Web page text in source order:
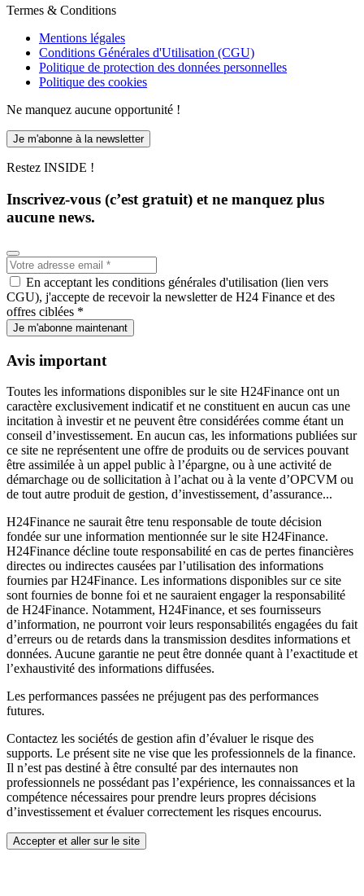
Termes & Conditions
Mentions légales
Conditions Générales d'Utilisation (CGU)
Politique de protection des données personnelles
Politique des cookies
Ne manquez aucune opportunité !
Je m'abonne à la newsletter
Restez INSIDE !
Inscrivez-vous (c’est gratuit) et ne manquez plus
aucune news.
En acceptant les conditions générales d'utilisation (lien vers
CGU), j'accepte de recevoir la newsletter de H24 Finance et des
offres ciblées *
Je m'abonne maintenant
Avis important
Toutes les informations disponibles sur le site H24Finance ont un
caractère exclusivement indicatif et ne constituent en aucun cas une
incitation à investir et ne peuvent être considérées comme étant un
conseil d’investissement. En aucun cas, les informations publiées sur
ce site ne représentent une offre de produits ou de services pouvant
être assimilée à un appel public à l’épargne, ou à une activité de
démarchage ou de sollicitation à l’achat ou à la vente d’OPCVM ou
de tout autre produit de gestion, d’investissement, d’assurance...
H24Finance ne saurait être tenu responsable de toute décision
fondée sur une information mentionnée sur le site H24Finance.
H24Finance décline toute responsabilité en cas de pertes financières
directes ou indirectes causées par l’utilisation des informations
fournies par H24Finance. Les informations disponibles sur ce site
sont fournies de bonne foi et ne sauraient engager la responsabilité
de H24Finance. Notamment, H24Finance, et ses fournisseurs
d’information, ne pourront voir leurs responsabilités engagées du fait
d’erreurs ou de retards dans la transmission desdites informations et
données. Aucune garantie ne peut être donnée quant à l’exactitude et
l’exhaustivité des informations diffusées.
Les performances passées ne préjugent pas des performances
futures.
Contactez les sociétés de gestion afin d’évaluer le risque des
supports. Le présent site ne vise que les professionnels de la finance.
Il n’est pas destiné à être consulté par des internautes non
professionnels ne possédant pas l’expérience, les connaissances et la
compétence nécessaires pour prendre leurs propres décisions
d’investissement et évaluer correctement les risques encourus.
Accepter et aller sur le site